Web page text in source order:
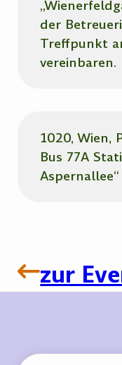
der
Treffpunkt
vereinbaren.
1020, Wien,
Bus 77A
Aspernallee“
zur